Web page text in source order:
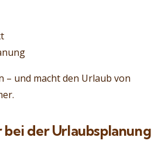
– und macht den Urlaub von
der Urlaubsplanung